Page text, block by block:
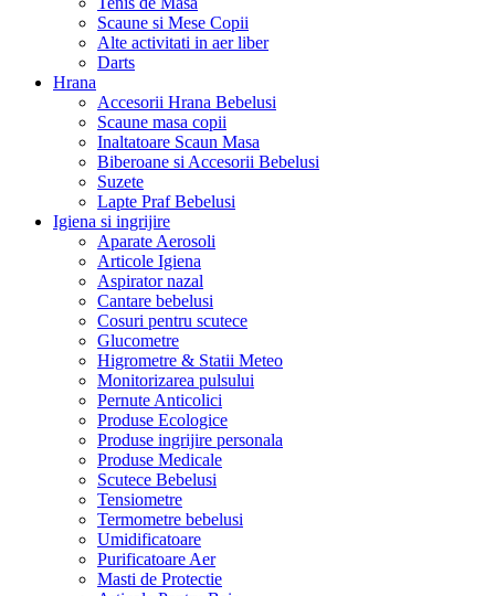
Scaune si Mese Copii
Alte activitati in aer liber
Darts
Hrana
Accesorii Hrana Bebelusi
Scaune masa copii
Inaltatoare Scaun Masa
Biberoane si Accesorii Bebelusi
Suzete
Lapte Praf Bebelusi
Igiena si ingrijire
Aparate Aerosoli
Articole Igiena
Aspirator nazal
Cantare bebelusi
Cosuri pentru scutece
Glucometre
Higrometre & Statii Meteo
Monitorizarea pulsului
Pernute Anticolici
Produse Ecologice
Produse ingrijire personala
Produse Medicale
Scutece Bebelusi
Tensiometre
Termometre bebelusi
Umidificatoare
Purificatoare Aer
Masti de Protectie